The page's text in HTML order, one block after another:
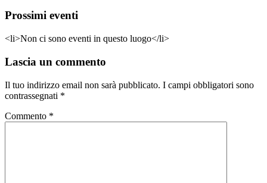
Prossimi eventi
<li>Non ci sono eventi in questo luogo</li>
Lascia un commento
Il tuo indirizzo email non sarà pubblicato. I campi obbligatori sono
contrassegnati *
Commento *